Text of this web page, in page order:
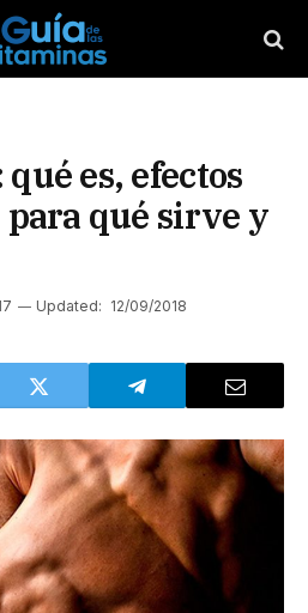
es, efectos
qué sirve y
Updated: 12/09/2018